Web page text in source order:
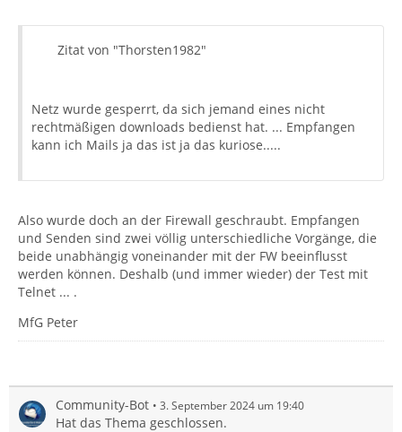
Zitat von "Thorsten1982"
Netz wurde gesperrt, da sich jemand eines nicht
rechtmäßigen downloads bedienst hat. ... Empfangen
kann ich Mails ja das ist ja das kuriose.....
Also wurde doch an der Firewall geschraubt. Empfangen
und Senden sind zwei völlig unterschiedliche Vorgänge, die
beide unabhängig voneinander mit der FW beeinflusst
werden können. Deshalb (und immer wieder) der Test mit
Telnet ... .
MfG Peter
Community-Bot 3. September 2024 um 19:40
Hat das Thema geschlossen.